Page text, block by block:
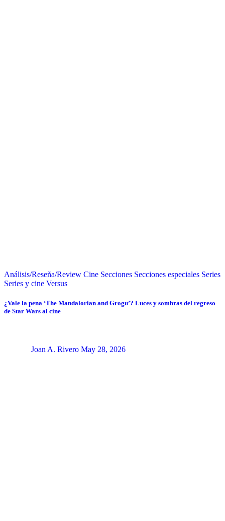
Análisis/Reseña/Review Cine Secciones Secciones especiales Series
Series y cine Versus
¿Vale la pena ‘The Mandalorian and Grogu’? Luces y sombras del regreso
de Star Wars al cine
Joan A. Rivero May 28, 2026